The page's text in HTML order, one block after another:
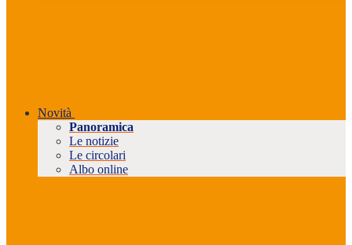
Novità
Panoramica
Le notizie
Le circolari
Albo online